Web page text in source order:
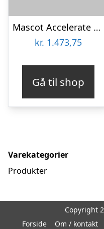
Mascot Accelerate Vinterjakke – Dame (Græsgrøn/Grøn, 2XL)
kr. 1.473,75
Gå til shop
Varekategorier
Produkter
Copyright
Forside
Om / kontakt